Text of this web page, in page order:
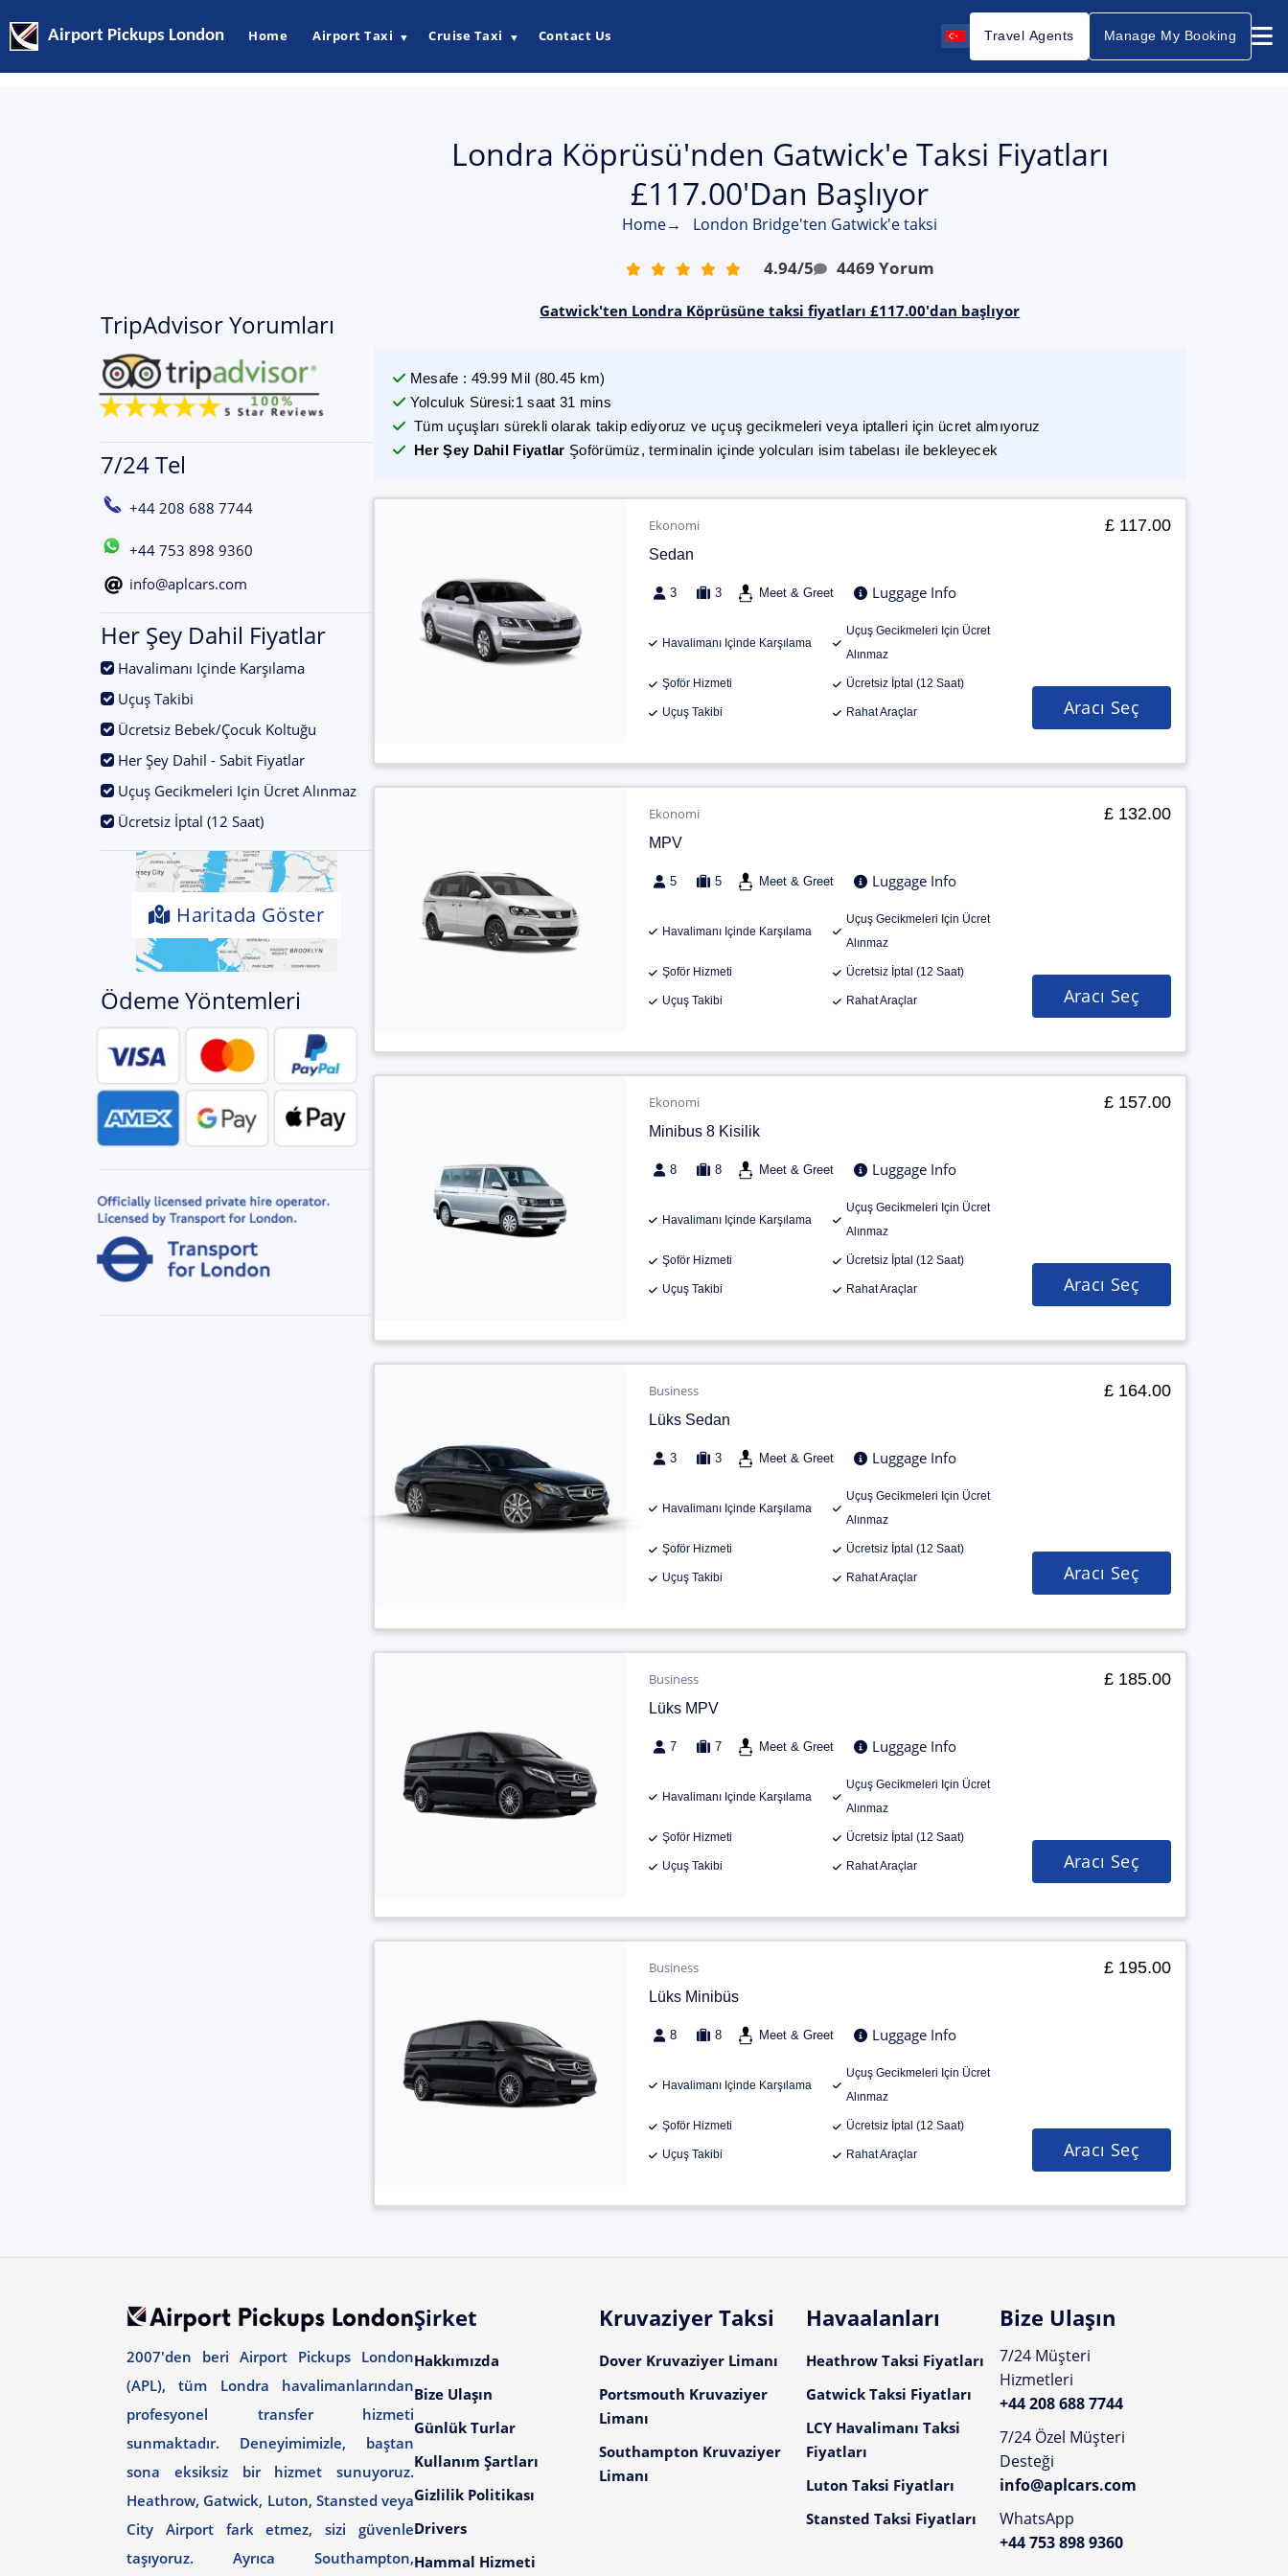
Airport Pickups London Home Airport Taxi ▼ Cruise Taxi ▼ Contact Us Travel Agents Manage My Booking
TripAdvisor Yorumları
7/24 Tel
+44 208 688 7744
+44 753 898 9360
info@aplcars.com
Her Şey Dahil Fiyatlar
Havalimanı Içinde Karşılama
Uçuş Takibi
Ücretsiz Bebek/Çocuk Koltuğu
Her Şey Dahil - Sabit Fiyatlar
Uçuş Gecikmeleri Için Ücret Alınmaz
Ücretsiz İptal (12 Saat)
Haritada Göster
Ödeme Yöntemleri
Londra Köprüsü'nden Gatwick'e Taksi Fiyatları
£117.00'dan Başlıyor
Home→ London Bridge'ten Gatwick'e taksi
4.94/5 4469 Yorum
Gatwick'ten Londra Köprüsüne taksi fiyatları £117.00'dan başlıyor
Mesafe : 49.99 Mil (80.45 km)
Yolculuk Süresi:1 saat 31 mins
Tüm uçuşları sürekli olarak takip ediyoruz ve uçuş gecikmeleri veya iptalleri için ücret almıyoruz
Her Şey Dahil Fiyatlar Şoförümüz, terminalin içinde yolcuları isim tabelası ile bekleyecek
Ekonomi
Sedan
3 3 Meet & Greet Luggage Info
Havalimanı Içinde Karşılama
Uçuş Gecikmeleri Için Ücret
Alınmaz
Şoför Hizmeti Ücretsiz İptal (12 Saat)
Uçuş Takibi Rahat Araçlar
£ 117.00
Aracı Seç
Ekonomi
MPV
5 5 Meet & Greet Luggage Info
Havalimanı Içinde Karşılama
Uçuş Gecikmeleri Için Ücret
Alınmaz
Şoför Hizmeti Ücretsiz İptal (12 Saat)
Uçuş Takibi Rahat Araçlar
£ 132.00
Aracı Seç
Ekonomi
Minibus 8 Kisilik
8 8 Meet & Greet Luggage Info
Havalimanı Içinde Karşılama
Uçuş Gecikmeleri Için Ücret
Alınmaz
Şoför Hizmeti Ücretsiz İptal (12 Saat)
Uçuş Takibi Rahat Araçlar
£ 157.00
Aracı Seç
Business
Lüks Sedan
3 3 Meet & Greet Luggage Info
Havalimanı Içinde Karşılama
Uçuş Gecikmeleri Için Ücret
Alınmaz
Şoför Hizmeti Ücretsiz İptal (12 Saat)
Uçuş Takibi Rahat Araçlar
£ 164.00
Aracı Seç
Business
Lüks MPV
7 7 Meet & Greet Luggage Info
Havalimanı Içinde Karşılama
Uçuş Gecikmeleri Için Ücret
Alınmaz
Şoför Hizmeti Ücretsiz İptal (12 Saat)
Uçuş Takibi Rahat Araçlar
£ 185.00
Aracı Seç
Business
Lüks Minibüs
8 8 Meet & Greet Luggage Info
Havalimanı Içinde Karşılama
Uçuş Gecikmeleri Için Ücret
Alınmaz
Şoför Hizmeti Ücretsiz İptal (12 Saat)
Uçuş Takibi Rahat Araçlar
£ 195.00
Aracı Seç
2007'den beri Airport Pickups London
(APL), tüm Londra havalimanlarından
profesyonel transfer hizmeti
sunmaktadır. Deneyimimizle, baştan
sona eksiksiz bir hizmet sunuyoruz.
Heathrow, Gatwick, Luton, Stansted veya
City Airport fark etmez, sizi güvenle
taşıyoruz. Ayrıca Southampton,
Şirket
Hakkımızda
Bize Ulaşın
Günlük Turlar
Kullanım Şartları
Gizlilik Politikası
Drivers
Hammal Hizmeti
Kruvaziyer Taksi
Dover Kruvaziyer Limanı
Portsmouth Kruvaziyer
Limanı
Southampton Kruvaziyer
Limanı
Havaalanları
Heathrow Taksi Fiyatları
Gatwick Taksi Fiyatları
LCY Havalimanı Taksi
Fiyatları
Luton Taksi Fiyatları
Stansted Taksi Fiyatları
Bize Ulaşın
7/24 Müşteri
Hizmetleri
+44 208 688 7744
7/24 Özel Müşteri
Desteği
info@aplcars.com
WhatsApp
+44 753 898 9360